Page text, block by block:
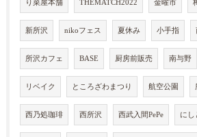
り菜屋本舗 THEMATCH2022 金曜市
新所沢 nikoフェス 夏休み 小手指
所沢カフェ BASE 厨房前販売 南与野
リベイク ところざわまつり 航空公園
西乃処珈琲 西所沢 西武入間PePe にし